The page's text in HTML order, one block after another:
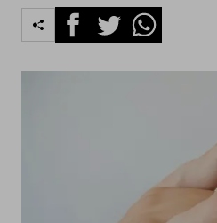
FacebookTwitterWhatsapp